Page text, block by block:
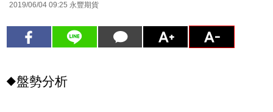
2019/06/04 09:25 永豐期貨
◆盤勢分析